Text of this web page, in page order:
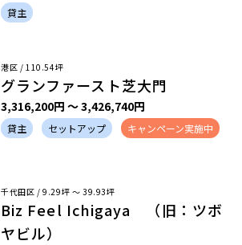
貸主
港区 / 110.54坪
グランファースト芝大門
3,316,200円 〜 3,426,740円
貸主 セットアップ キャンペーン実施中
千代田区 / 9.29坪 〜 39.93坪
Biz Feel Ichigaya （旧：ツボ
ヤビル）